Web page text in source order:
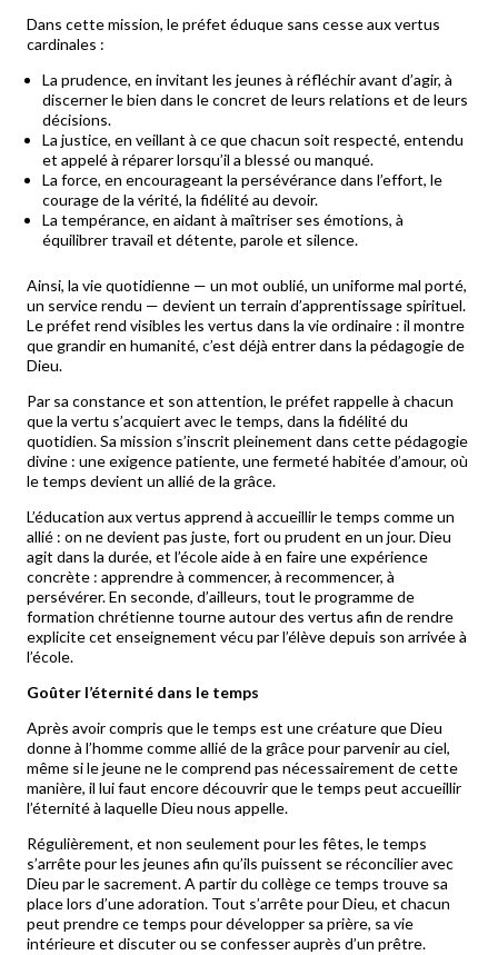
Dans cette mission, le préfet éduque sans cesse aux vertus
cardinales :
La prudence, en invitant les jeunes à réfléchir avant d’agir, à
discerner le bien dans le concret de leurs relations et de leurs
décisions.
La justice, en veillant à ce que chacun soit respecté, entendu
et appelé à réparer lorsqu’il a blessé ou manqué.
La force, en encourageant la persévérance dans l’effort, le
courage de la vérité, la fidélité au devoir.
La tempérance, en aidant à maîtriser ses émotions, à
équilibrer travail et détente, parole et silence.
Ainsi, la vie quotidienne — un mot oublié, un uniforme mal porté,
un service rendu — devient un terrain d’apprentissage spirituel.
Le préfet rend visibles les vertus dans la vie ordinaire : il montre
que grandir en humanité, c’est déjà entrer dans la pédagogie de
Dieu.
Par sa constance et son attention, le préfet rappelle à chacun
que la vertu s’acquiert avec le temps, dans la fidélité du
quotidien. Sa mission s’inscrit pleinement dans cette pédagogie
divine : une exigence patiente, une fermeté habitée d’amour, où
le temps devient un allié de la grâce.
L’éducation aux vertus apprend à accueillir le temps comme un
allié : on ne devient pas juste, fort ou prudent en un jour. Dieu
agit dans la durée, et l’école aide à en faire une expérience
concrète : apprendre à commencer, à recommencer, à
persévérer. En seconde, d’ailleurs, tout le programme de
formation chrétienne tourne autour des vertus afin de rendre
explicite cet enseignement vécu par l’élève depuis son arrivée à
l’école.
Goûter l’éternité dans le temps
Après avoir compris que le temps est une créature que Dieu
donne à l’homme comme allié de la grâce pour parvenir au ciel,
même si le jeune ne le comprend pas nécessairement de cette
manière, il lui faut encore découvrir que le temps peut accueillir
l’éternité à laquelle Dieu nous appelle.
Régulièrement, et non seulement pour les fêtes, le temps
s’arrête pour les jeunes afin qu’ils puissent se réconcilier avec
Dieu par le sacrement. A partir du collège ce temps trouve sa
place lors d’une adoration. Tout s’arrête pour Dieu, et chacun
peut prendre ce temps pour développer sa prière, sa vie
intérieure et discuter ou se confesser auprès d’un prêtre.